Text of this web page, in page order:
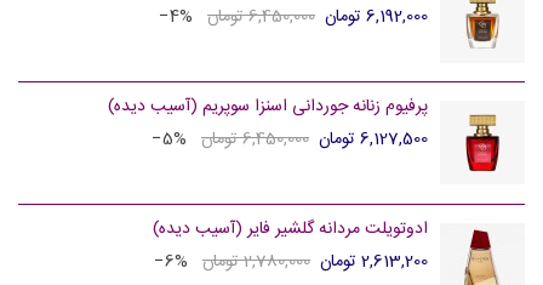
6,192,000 تومان
6,450,000 تومان ‎−4%
پرفیوم زنانه جوردانی اسنزا سوپریم (آسیب دیده)
6,127,500 تومان
6,450,000 تومان ‎−5%
ادوتویلت مردانه گلشیر فایر (آسیب دیده)
2,613,200 تومان
2,780,000 تومان ‎−6%